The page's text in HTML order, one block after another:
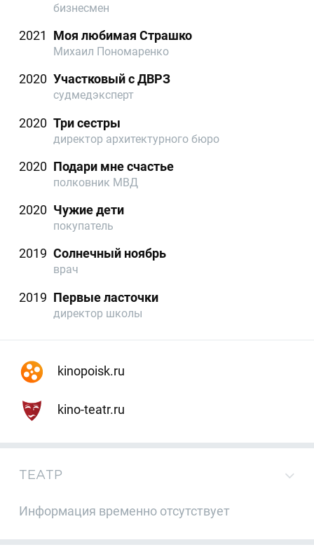
бизнесмен
2021 Моя любимая Страшко
Михаил Пономаренко
2020 Участковый с ДВРЗ
судмедэксперт
2020 Три сестры
директор архитектурного бюро
2020 Подари мне счастье
полковник МВД
2020 Чужие дети
покупатель
2019 Солнечный ноябрь
врач
2019 Первые ласточки
директор школы
kinopoisk.ru
kino-teatr.ru
ТЕАТР
Информация временно отсутствует